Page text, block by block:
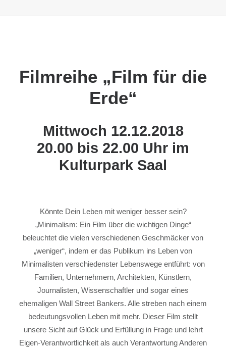
Filmreihe „Film für die
Erde“
Mittwoch 12.12.2018
20.00 bis 22.00 Uhr im
Kulturpark Saal
Könnte Dein Leben mit weniger besser sein?
„Minimalism: Ein Film über die wichtigen Dinge“
beleuchtet die vielen verschiedenen Geschmäcker von
„weniger“, indem er das Publikum ins Leben von
Minimalisten verschiedenster Lebenswege entführt: von
Familien, Unternehmern, Architekten, Künstlern,
Journalisten, Wissenschaftler und sogar eines
ehemaligen Wall Street Bankers. Alle streben nach einem
bedeutungsvollen Leben mit mehr. Dieser Film stellt
unsere Sicht auf Glück und Erfüllung in Frage und lehrt
Eigen-Verantwortlichkeit als auch Verantwortung Anderen